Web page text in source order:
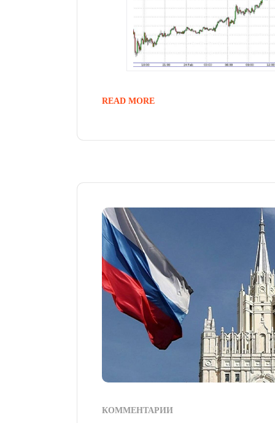
READ MORE
КОММЕНТАРИИ